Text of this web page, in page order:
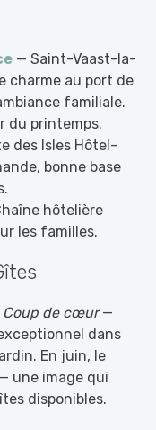
— Saint-Vaast-la-
charme au port de
familiale.
du printemps.
des Isles Hôtel-
bonne base
hôtelière
les familles.
Coup de cœur—
dans
En juin, le
une image qui
disponibles.